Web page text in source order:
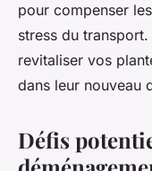
pour compenser les
stress du
revitaliser vos
dans leur nouveau
Défis